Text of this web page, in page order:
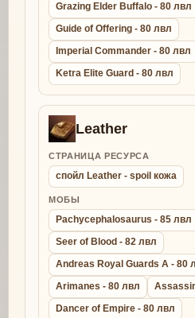
Grazing Elder Buffalo - 80 лвл
Guide of Offering - 80 лвл
Imperial Commander - 80 лвл
Ketra Elite Guard - 80 лвл
Leather
СТРАНИЦА РЕСУРСА
спойл Leather - spoil кожа
МОБЫ
Pachycephalosaurus - 85 лвл
Seer of Blood - 82 лвл
Andreas Royal Guards A - 80
Arimanes - 80 лвл
Dancer of Empire - 80 лвл